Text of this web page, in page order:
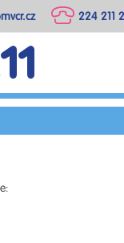
224 211